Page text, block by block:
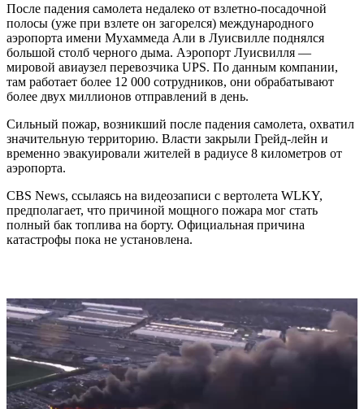
После падения самолета недалеко от взлетно-посадочной
полосы (уже при взлете он загорелся) международного
аэропорта имени Мухаммеда Али в Луисвилле поднялся
большой столб черного дыма. Аэропорт Луисвилля —
мировой авиаузел перевозчика UPS. По данным компании,
там работает более 12 000 сотрудников, они обрабатывают
более двух миллионов отправлений в день.
Сильный пожар, возникший после падения самолета, охватил
значительную территорию. Власти закрыли Грейд-лейн и
временно эвакуировали жителей в радиусе 8 километров от
аэропорта.
CBS News, ссылаясь на видеозаписи с вертолета WLKY,
предполагает, что причиной мощного пожара мог стать
полный бак топлива на борту. Официальная причина
катастрофы пока не установлена.